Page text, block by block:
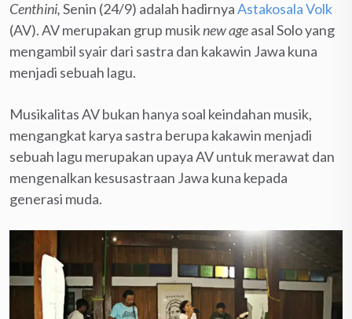
Centhini,Senin (24/9) adalah hadirnyaAstakosala Volk
(AV). AV merupakan grup musiknew ageasal Solo yang
mengambil syair dari sastra dan kakawin Jawa kuna
menjadi sebuah lagu.
Musikalitas AV bukan hanya soal keindahan musik,
mengangkat karya sastra berupa kakawin menjadi
sebuah lagu merupakan upaya AV untuk merawat dan
mengenalkan kesusastraan Jawa kuna kepada
generasi muda.